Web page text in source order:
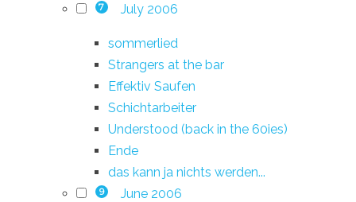
7 July 2006
sommerlied
Strangers at the bar
Effektiv Saufen
Schichtarbeiter
Understood (back in the 60ies)
Ende
das kann ja nichts werden...
9 June 2006